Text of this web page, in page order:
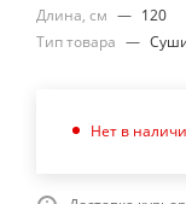
Длина, см — 120
Тип товара —
Нет в